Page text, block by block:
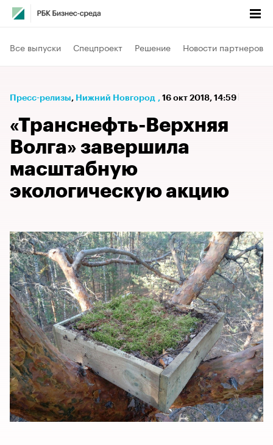
Все выпуски Спецпроект Решение Новости партнеров
Пресс-релизы⁠, Нижний Новгород , 16 окт 2018, 14:59
«Транснефть-Верхняя
Волга» завершила
масштабную
экологическую акцию